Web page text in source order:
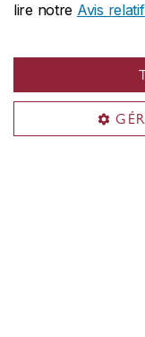
lire notre Avis
Livres et collections
Soumettre un
Abonnez-vous à